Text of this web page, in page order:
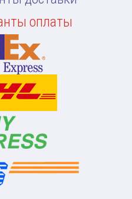
оплаты